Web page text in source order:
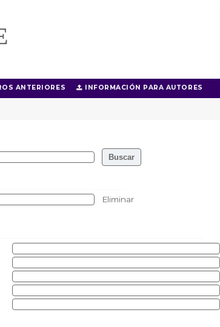
ANTERIORES INFORMACIÓN PARA AUTORES
Eliminar